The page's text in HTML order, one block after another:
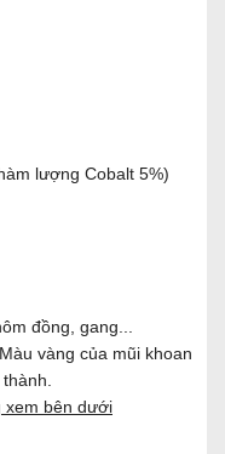
lượng Cobalt 5%)
đồng, gang...
vàng của mũi khoan
xem bên dưới